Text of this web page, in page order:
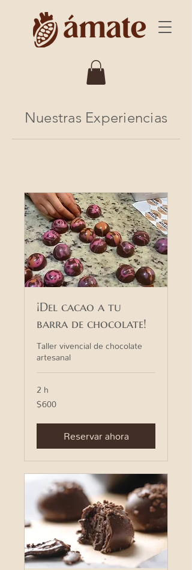
Nuestras Experiencias
¡Del cacao a tu
barra de chocolate!
Taller vivencial de chocolate
artesanal
2 h
600
pesos
$600
Reservar ahora